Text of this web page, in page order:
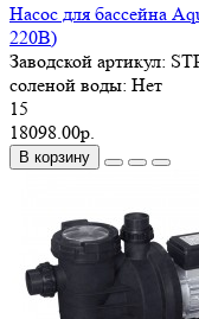
Насос для бассейна
220В)
Заводской артикул:
соленой воды: Нет
15
18098.00р.
В корзину